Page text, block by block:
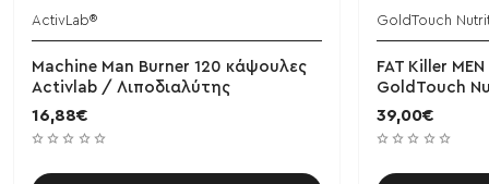
ActivLab®
Machine Man Burner 120 κάψουλες
Activlab / Λιποδιαλύτης
16,88€
GoldTouch
FAT Killer
GoldTouch
39,00€